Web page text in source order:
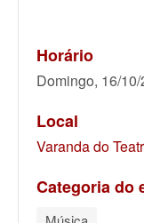
Horário
Domingo, 16/
Local
Varanda do
Categoria do